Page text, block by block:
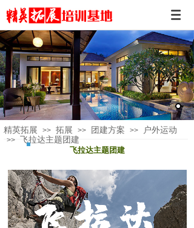
精英拓展 >> 拓展 >> 团建方案 >> 户外运动
>> 飞拉达主题团建
飞拉达主题团建